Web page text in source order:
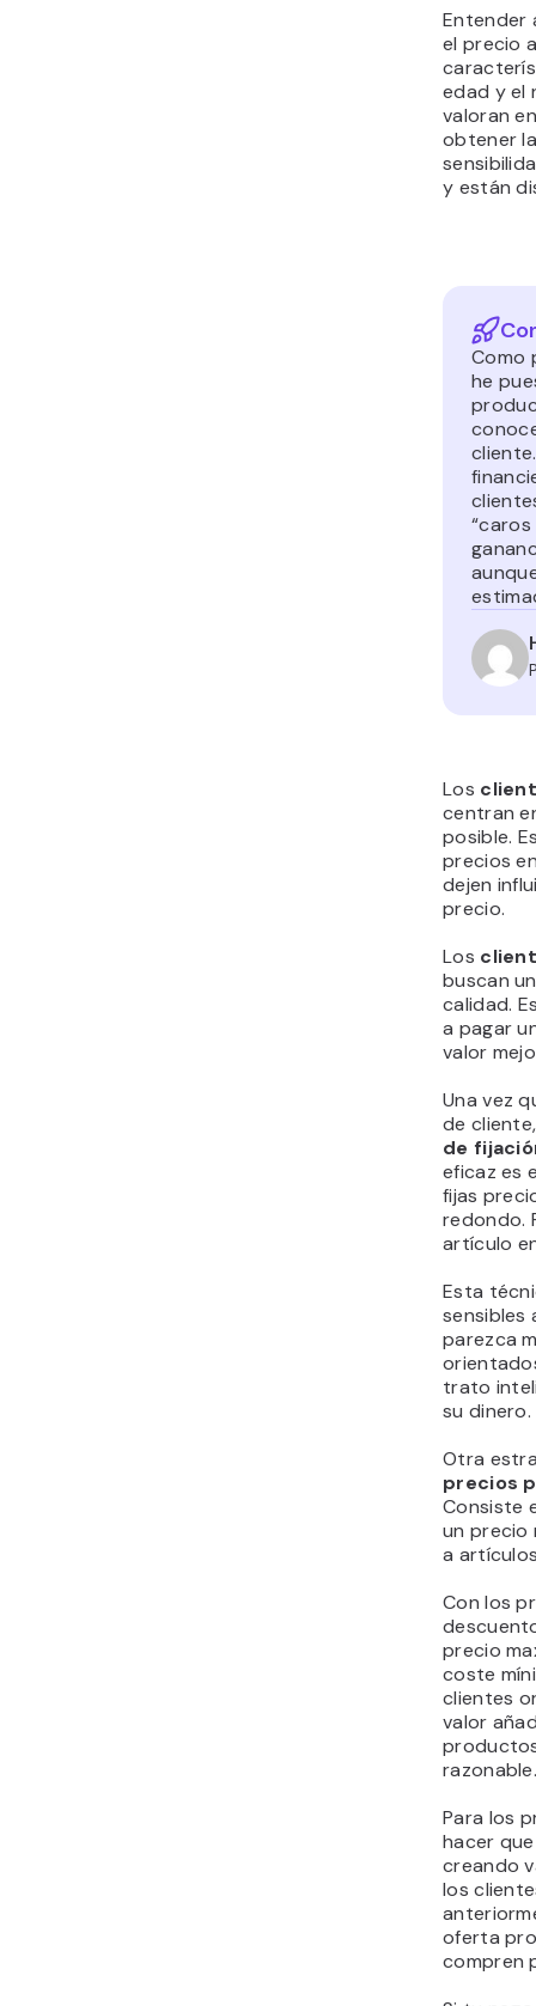
Entender
el precio
edad y el
valoran
obtener
y están
Como
he
Los
centran
posible.
precios
dejen
precio.
Los
buscan
calidad.
a pagar
valor
Una vez
de
de
eficaz es
fijas
redondo.
artículo
Esta
sensibles
parezca
trato
su dinero.
Otra
precios
Consiste
un precio
a
Con los
precio
coste
clientes
valor
Para los
hacer
creando
los
oferta
compren